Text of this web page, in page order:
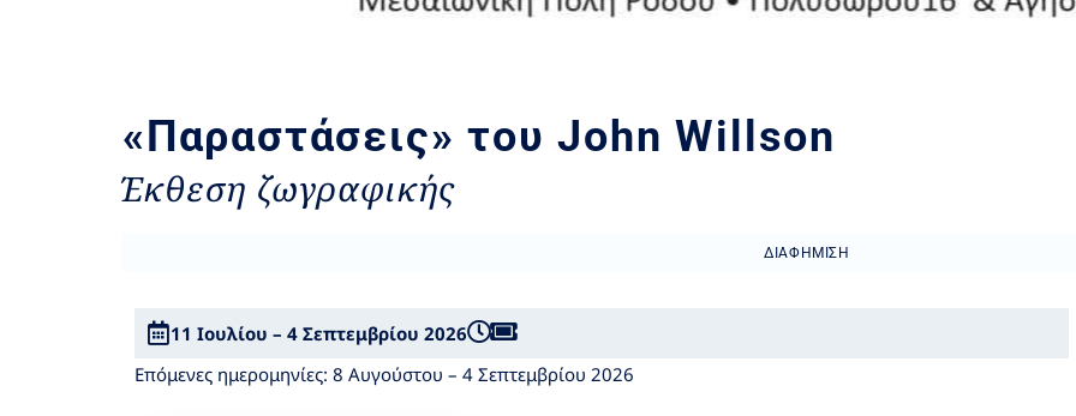
«Παραστάσεις» του John Willson
Έκθεση ζωγραφικής
ΔΙΑΦΉΜΙΣΗ
11 Ιουλίου – 4 Σεπτεμβρίου 2026
Επόμενες ημερομηνίες: 8 Αυγούστου – 4 Σεπτεμβρίου 2026